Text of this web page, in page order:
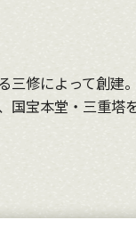
三修によって創
国宝本堂・三重塔